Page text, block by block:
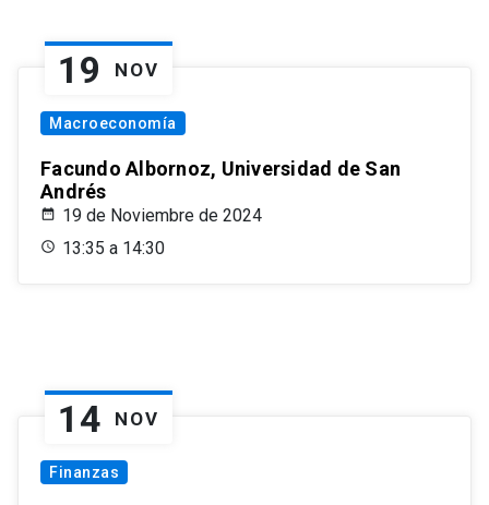
19 NOV
Macroeconomía
Facundo Albornoz, Universidad de San
Andrés
19 de Noviembre de 2024
13:35 a 14:30
14 NOV
Finanzas